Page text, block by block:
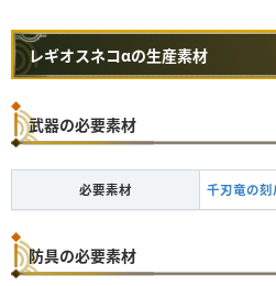
レギオスネコαの生産素材
武器の必要素材
必要素材 千刃竜の刻
防具の必要素材